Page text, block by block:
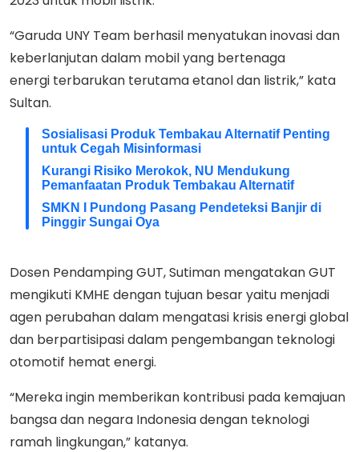
“Garuda UNY Team berhasil menyatukan inovasi dan
keberlanjutan dalam mobil yang bertenaga
energi terbarukan terutama etanol dan listrik,” kata
Sultan.
Sosialisasi Produk Tembakau Alternatif Penting
untuk Cegah Misinformasi
Kurangi Risiko Merokok, NU Mendukung
Pemanfaatan Produk Tembakau Alternatif
SMKN I Pundong Pasang Pendeteksi Banjir di
Pinggir Sungai Oya
Dosen Pendamping GUT, Sutiman mengatakan GUT
mengikuti KMHE dengan tujuan besar yaitu menjadi
agen perubahan dalam mengatasi krisis energi global
dan berpartisipasi dalam pengembangan teknologi
otomotif hemat energi.
“Mereka ingin memberikan kontribusi pada kemajuan
bangsa dan negara Indonesia dengan teknologi
ramah lingkungan,” katanya.